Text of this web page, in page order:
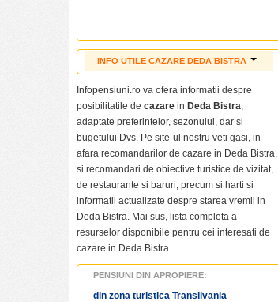
INFO UTILE CAZARE DEDA BISTRA
Cazare ieftina Deda Bistra
Cazare Deda Bistra
Pensiuni ieftine Deda Bistra
Pensiuni cu piscina Deda Bistra
Tarife cazare Deda Bistra
Cazare pensiuni Deda Bistra
Cazare vile Deda Bistra
Cazare hoteluri Deda Bistra
Revelion Deda Bistra
Craciun Deda Bistra
Paste Deda Bistra
InformatiiDeda Bistra
Poze Deda Bistra
Infopensiuni.ro va ofera informatii despre
posibilitatile de cazare in Deda Bistra,
adaptate preferintelor, sezonului, dar si
bugetului Dvs. Pe site-ul nostru veti gasi, in
afara recomandarilor de cazare in Deda Bistra,
si recomandari de obiective turistice de vizitat,
de restaurante si baruri, precum si harti si
informatii actualizate despre starea vremii in
Deda Bistra. Mai sus, lista completa a
resurselor disponibile pentru cei interesati de
cazare in Deda Bistra
PENSIUNI DIN APROPIERE:
din zona turistica Transilvania